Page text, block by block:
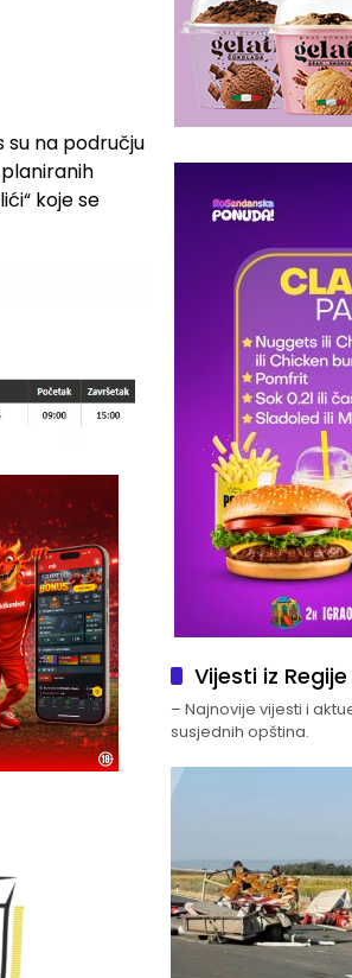
su na području
koje se
Vijesti iz Regije
– Najnovije vijesti i
susjednih opština.